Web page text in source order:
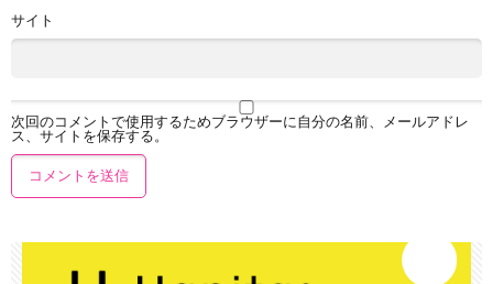
サイト
次回のコメントで使用するためブラウザーに自分の名前、メールアドレ
ス、サイトを保存する。